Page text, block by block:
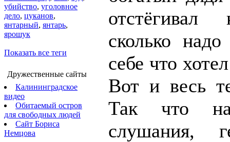
убийство, уголовное
дело, цуканов,
янтарный, янтарь,
ярошук
Показать все теги
Дружественные сайты
Калининградское
видео
Обитаемый остров
для свободных людей
Сайт Бориса
Немцова
сколько
себе что
Вот и весь
Так что
слушания,